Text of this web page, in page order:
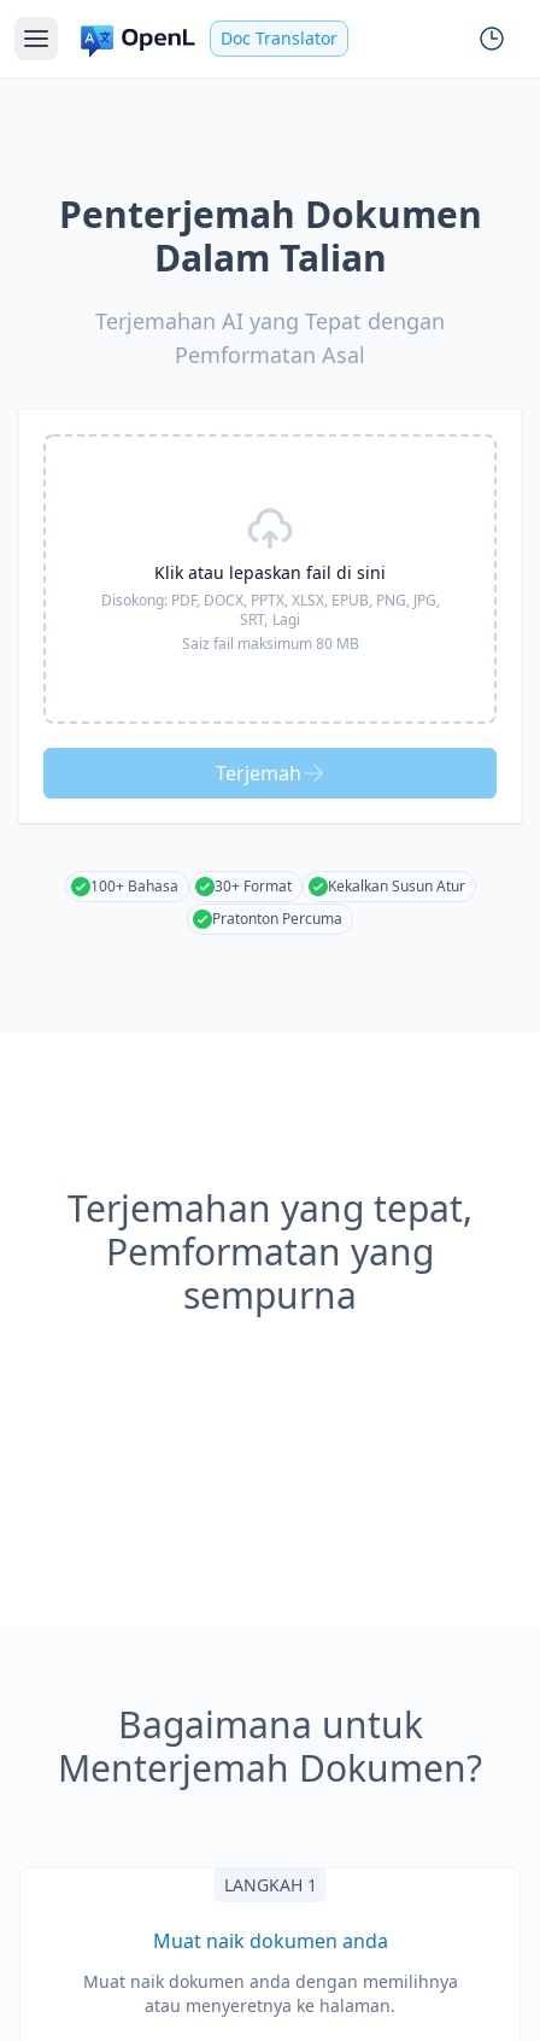
Doc Translator
Penterjemah Dokumen
Dalam Talian
Terjemahan AI yang Tepat dengan
Pemformatan Asal
Klik atau lepaskan fail di sini
Disokong: PDF, DOCX, PPTX, XLSX, EPUB, PNG, JPG,
SRT, Lagi
Saiz fail maksimum 80 MB
Terjemah
100+ Bahasa 30+ Format
Kekalkan Susun Atur
Pratonton Percuma
Terjemahan yang tepat,
Pemformatan yang
sempurna
Bagaimana untuk
Menterjemah Dokumen?
LANGKAH 1
Muat naik dokumen anda
Muat naik dokumen anda dengan memilihnya
atau menyeretnya ke halaman.